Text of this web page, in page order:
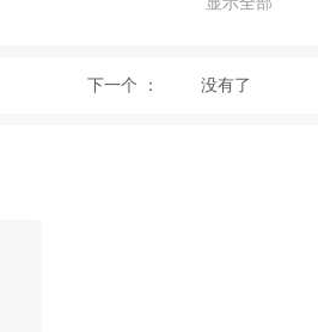
下一个 ： 没有了